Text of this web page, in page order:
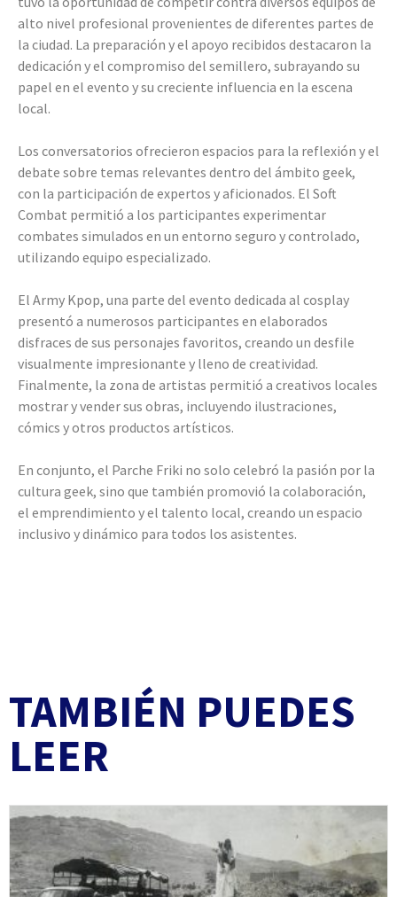
alto nivel profesional provenientes de diferentes partes de
la ciudad. La preparación y el apoyo recibidos destacaron la
dedicación y el compromiso del semillero, subrayando su
papel en el evento y su creciente influencia en la escena
local.
Los conversatorios ofrecieron espacios para la reflexión y el
debate sobre temas relevantes dentro del ámbito geek,
con la participación de expertos y aficionados. El Soft
Combat permitió a los participantes experimentar
combates simulados en un entorno seguro y controlado,
utilizando equipo especializado.
El Army Kpop, una parte del evento dedicada al cosplay
presentó a numerosos participantes en elaborados
disfraces de sus personajes favoritos, creando un desfile
visualmente impresionante y lleno de creatividad.
Finalmente, la zona de artistas permitió a creativos locales
mostrar y vender sus obras, incluyendo ilustraciones,
cómics y otros productos artísticos.
En conjunto, el Parche Friki no solo celebró la pasión por la
cultura geek, sino que también promovió la colaboración,
el emprendimiento y el talento local, creando un espacio
inclusivo y dinámico para todos los asistentes.
TAMBIÉN PUEDES
LEER